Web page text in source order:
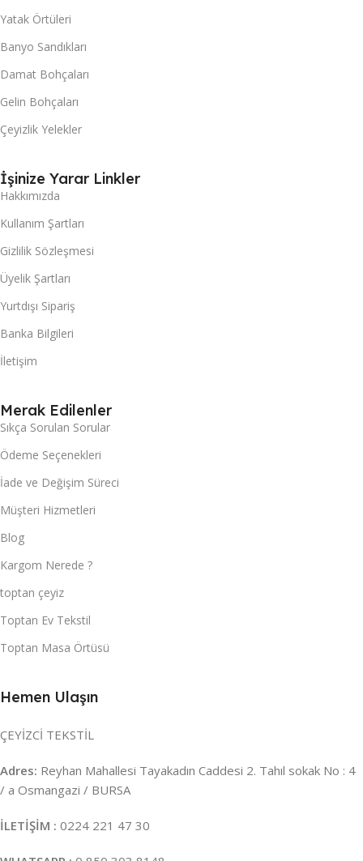
Yatak Örtüleri
Banyo Sandıkları
Damat Bohçaları
Gelin Bohçaları
Çeyizlik Yelekler
İşinize Yarar Linkler
Hakkımızda
Kullanım Şartları
Gizlilik Sözleşmesi
Üyelik Şartları
Yurtdışı Sipariş
Banka Bilgileri
İletişim
Merak Edilenler
Sıkça Sorulan Sorular
Ödeme Seçenekleri
İade ve Değişim Süreci
Müşteri Hizmetleri
Blog
Kargom Nerede ?
toptan çeyiz
Toptan Ev Tekstil
Toptan Masa Örtüsü
Hemen Ulaşın
ÇEYİZCİ TEKSTİL
Adres: Reyhan Mahallesi Tayakadın Caddesi 2. Tahıl sokak No : 4
/ a Osmangazi / BURSA
İLETİŞİM : 0224 221 47 30